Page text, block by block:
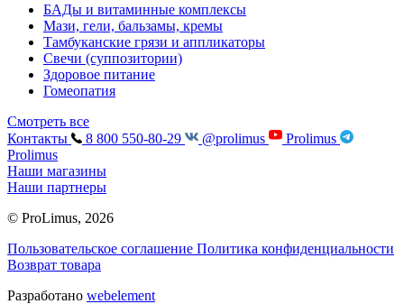
БАДы и витаминные комплексы
Мази, гели, бальзамы, кремы
Тамбуканские грязи и аппликаторы
Свечи (суппозитории)
Здоровое питание
Гомеопатия
Смотреть все
Контакты
8 800 550-80-29 @prolimus
Prolimus
Prolimus
Наши магазины
Наши партнеры
© ProLimus, 2026
Пользовательское соглашение Политика конфиденциальности
Возврат товара
Разработано webelement